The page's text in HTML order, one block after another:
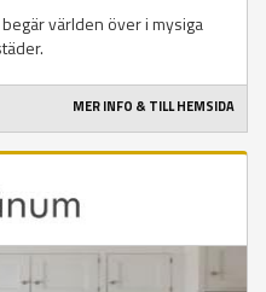
världen över i mysiga
MER INFO & TILL HEMSIDA